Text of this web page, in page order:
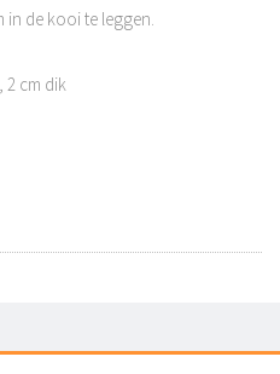
de kooi te leggen.
2 cm dik